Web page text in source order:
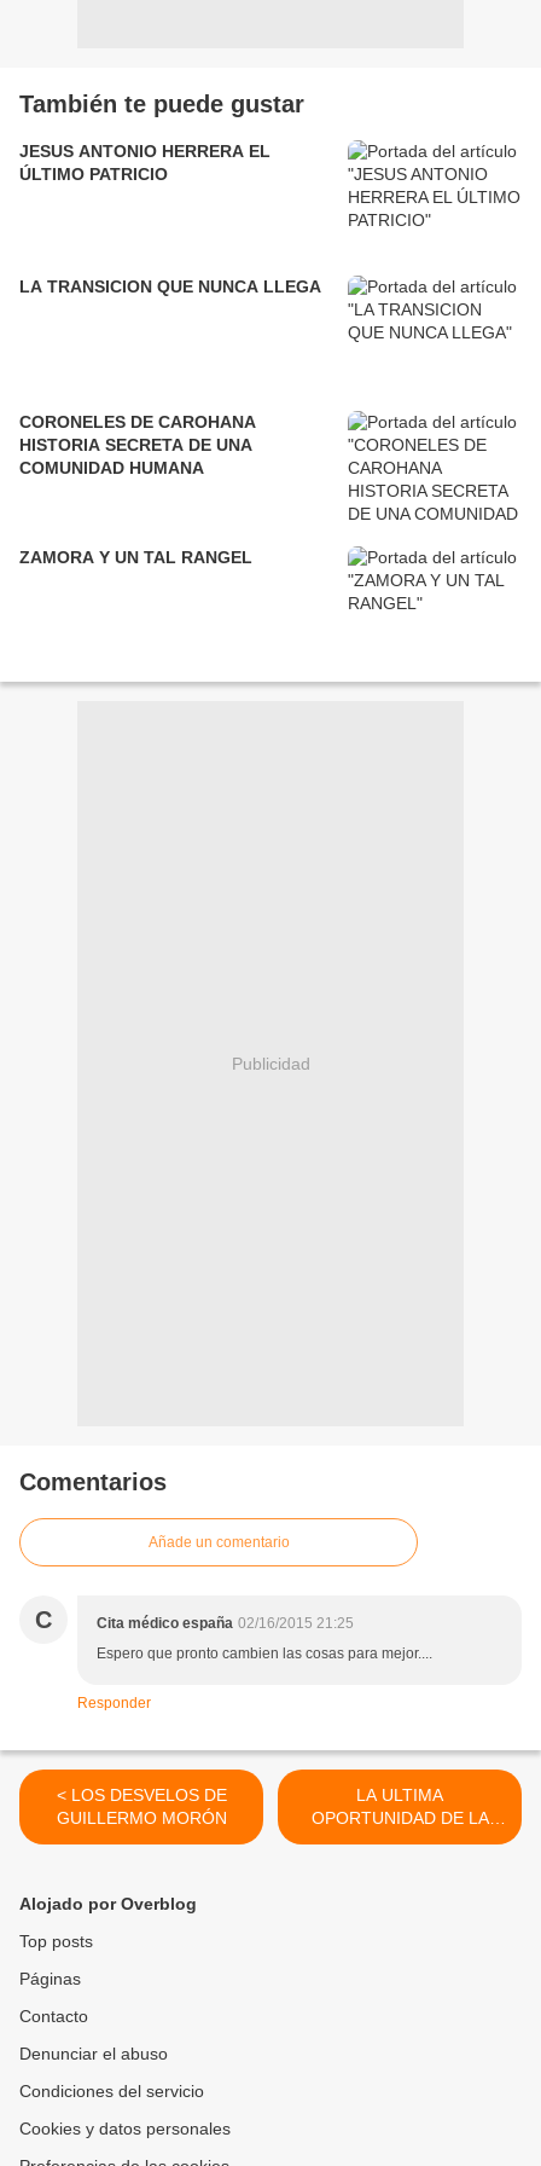
También te puede gustar
JESUS ANTONIO HERRERA EL
ÚLTIMO PATRICIO
LA TRANSICION QUE NUNCA LLEGA
CORONELES DE CAROHANA
HISTORIA SECRETA DE UNA
COMUNIDAD HUMANA
ZAMORA Y UN TAL RANGEL
Publicidad
Comentarios
Añade un comentario
C Cita médico españa 02/16/2015 21:25
Espero que pronto cambien las cosas para mejor....
Responder
< LOS DESVELOS DE
GUILLERMO MORÓN
LA ULTIMA
OPORTUNIDAD DE LA
DEMOCRACIA >
Alojado por Overblog
Top posts
Páginas
Contacto
Denunciar el abuso
Condiciones del servicio
Cookies y datos personales